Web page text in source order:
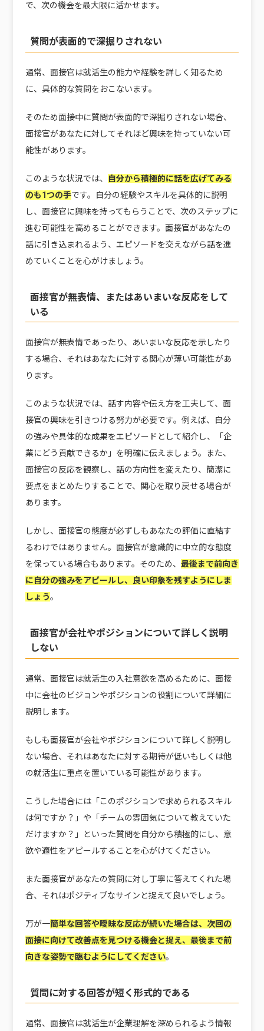
で、次の機会を最大限に活かせます。
質問が表面的で深掘りされない
通常、面接官は就活生の能力や経験を詳しく知るため
に、具体的な質問をおこないます。
そのため面接中に質問が表面的で深掘りされない場合、
面接官があなたに対してそれほど興味を持っていない可
能性があります。
このような状況では、
自分から積極的に話を広げてみる
のも1つの手です。自分の経験やスキルを具体的に説明
し、面接官に興味を持ってもらうことで、次のステップに
進む可能性を高めることができます。面接官があなたの
話に引き込まれるよう、エピソードを交えながら話を進
めていくことを心がけましょう。
面接官が無表情、またはあいまいな反応をして
いる
面接官が無表情であったり、あいまいな反応を示したり
する場合、それはあなたに対する関心が薄い可能性があ
ります。
このような状況では、話す内容や伝え方を工夫して、面
接官の興味を引きつける努力が必要です。例えば、自分
の強みや具体的な成果をエピソードとして紹介し、「企
業にどう貢献できるか」を明確に伝えましょう。また、
面接官の反応を観察し、話の方向性を変えたり、簡潔に
要点をまとめたりすることで、関心を取り戻せる場合が
あります。
しかし、面接官の態度が必ずしもあなたの評価に直結す
るわけではありません。面接官が意識的に中立的な態度
を保っている場合もあります。そのため、 最後まで前向き
に自分の強みをアピールし、良い印象を残すようにしま
しょう。
面接官が会社やポジションについて詳しく説明
しない
通常、面接官は就活生の入社意欲を高めるために、面接
中に会社のビジョンやポジションの役割について詳細に
説明します。
もしも面接官が会社やポジションについて詳しく説明し
ない場合、それはあなたに対する期待が低いもしくは他
の就活生に重点を置いている可能性があります。
こうした場合には「このポジションで求められるスキル
は何ですか？」や「チームの雰囲気について教えていた
だけますか？」といった質問を自分から積極的にし、意
欲や適性をアピールすることを心がけてください。
また面接官があなたの質問に対し丁寧に答えてくれた場
合、それはポジティブなサインと捉えて良いでしょう。
万が一簡単な回答や曖昧な反応が続いた場合は、次回の
面接に向けて改善点を見つける機会と捉え、最後まで前
向きな姿勢で臨むようにしてください。
質問に対する回答が短く形式的である
通常、面接官は就活生が企業理解を深められるよう情報